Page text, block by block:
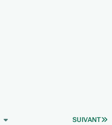
SUIVANT